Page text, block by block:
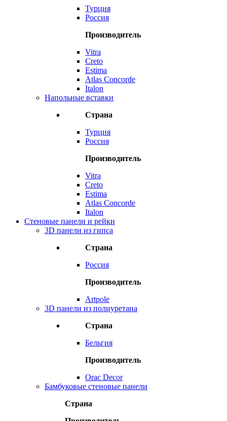
Турция
Россия
Производитель
Vitra
Creto
Estima
Atlas Concorde
Italon
Напольные вставки
Страна
Турция
Россия
Производитель
Vitra
Creto
Estima
Atlas Concorde
Italon
Стеновые панели и рейки
3D панели из гипса
Страна
Россия
Производитель
Artpole
3D панели из полиуретана
Страна
Бельгия
Производитель
Orac Decor
Бамбуковые стеновые панели
Страна